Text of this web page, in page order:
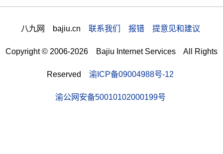
八九网 bajiu.cn 联系我们 报错 提意见和建议
Copyright © 2006-2026 Bajiu Internet Services All Rights
Reserved 渝ICP备09004988号-12
渝公网安备50010102000199号